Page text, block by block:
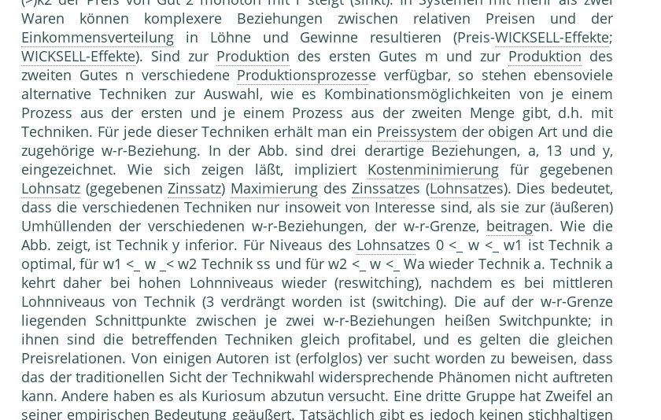
Waren können komplexere Beziehungen zwischen relativen Preisen und der
Einkommensverteilung in Löhne und Gewinne resultieren (Preis-WICKSELL-Effekte;
WICKSELL-Effekte). Sind zur Produktion des ersten Gutes m und zur Produktion des
zweiten Gutes n verschiedene Produktionsprozesse verfügbar, so stehen ebensoviele
alternative Techniken zur Auswahl, wie es Kombinationsmöglichkeiten von je einem
Prozess aus der ersten und je einem Prozess aus der zweiten Menge gibt, d.h. mit
Techniken. Für jede dieser Techniken erhält man ein Preissystem der obigen Art und die
zugehörige w-r-Beziehung. In der Abb. sind drei derartige Beziehungen, a, 13 und y,
eingezeichnet. Wie sich zeigen läßt, impliziert Kostenminimierung für gegebenen
Lohnsatz (gegebenenZinssatz) MaximierungdesZinssatzes (Lohnsatzes). Dies bedeutet,
dass die verschiedenen Techniken nur insoweit von Interesse sind, als sie zur (äußeren)
Umhüllenden der verschiedenen w-r-Beziehungen, der w-r-Grenze, beitragen. Wie die
Abb. zeigt, ist Technik y inferior. Für Niveaus des Lohnsatzes 0 <_ w <_ w1 ist Technik a
optimal, für w1 <_ w _< w2 Technik ss und für w2 <_ w <_ Wa wieder Technik a. Technik a
kehrt daher bei hohen Lohnniveaus wieder (reswitching), nachdem es bei mittleren
Lohnniveaus von Technik (3 verdrängt worden ist (switching). Die auf der w-r-Grenze
liegenden Schnittpunkte zwischen je zwei w-r-Beziehungen heißen Switchpunkte; in
ihnen sind die betreffenden Techniken gleich profitabel, und es gelten die gleichen
Preisrelationen. Von einigen Autoren ist (erfolglos) ver sucht worden zu beweisen, dass
das der traditionellen Sicht der Technikwahl widersprechende Phänomen nicht auftreten
kann. Andere haben es als Kuriosum abzutun versucht. Eine dritte Gruppe hat Zweifel an
seiner empirischen Bedeutung geäußert. Tatsächlich gibt es jedoch keinen stichhaltigen